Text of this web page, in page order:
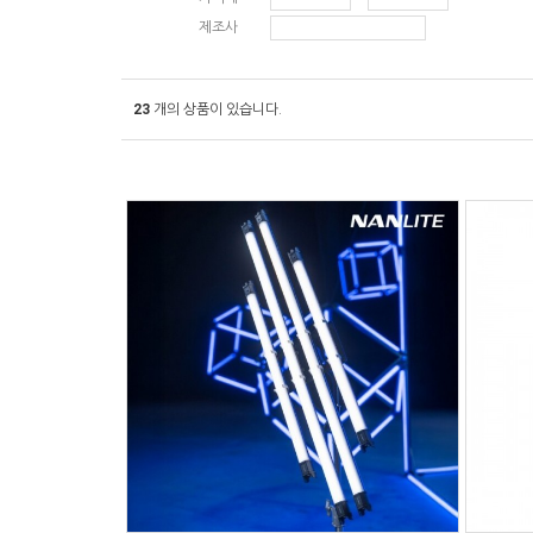
제조사
23 개의 상품이 있습니다.